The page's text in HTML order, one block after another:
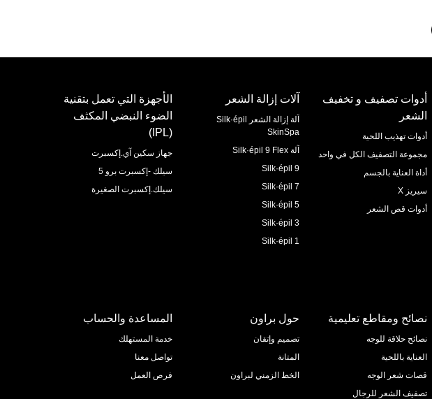
أدوات تصفيف و تخفيف
الشعر
أدوات تهذيب اللحية
مجموعة التصفيف الكل في واحد
أداة العناية بالجسم
سيريز X
أدوات قص الشعر
آلات إزالة الشعر
آلة إزالة الشعر Silk·épil
SkinSpa
آلة Silk·épil 9 Flex
Silk·épil 9
Silk·épil 7
Silk·épil 5
Silk·épil 3
Silk·épil 1
الأجهزة التي تعمل بتقنية
الضوء النبضي المكثف
(IPL)
جهاز سكين آي.إكسبرت
سيلك -إكسبرت برو 5
سيلك.إكسبرت الصغيرة
نصائح ومقاطع تعليمية
نصائح حلاقة للوجه
العناية باللحية
قصات شعر الوجه
تصفيف الشعر للرجال
حول براون
تصميم وإتقان
المتانة
الخط الزمني لبراون
المساعدة والحساب
خدمة المستهلك
تواصل معنا
فرص العمل